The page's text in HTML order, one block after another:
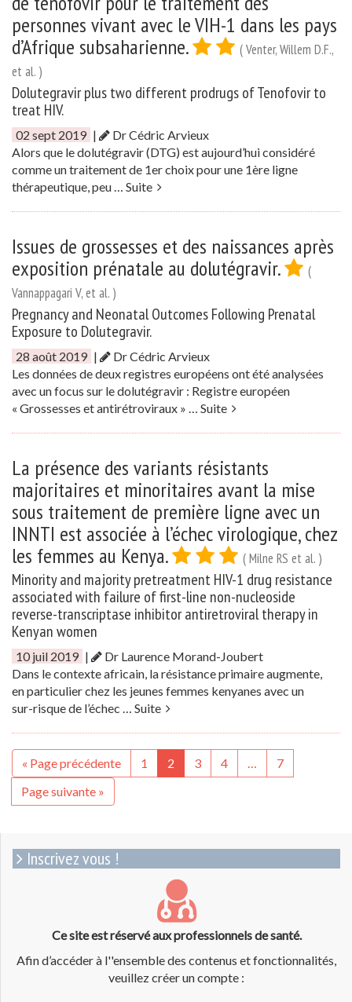
personnes vivant avec le VIH-1 dans les pays
d’Afrique subsaharienne.
( Venter, Willem D.F.,
et al. )
Dolutegravir plus two different prodrugs of Tenofovir to
treat HIV.
02 sept 2019 |
Dr Cédric Arvieux
Alors que le dolutégravir (DTG) est aujourd’hui considéré
comme un traitement de 1er choix pour une 1ère ligne
thérapeutique, peu … Suite
Issues de grossesses et des naissances après
exposition prénatale au dolutégravir.
(
Vannappagari V, et al. )
Pregnancy and Neonatal Outcomes Following Prenatal
Exposure to Dolutegravir.
28 août 2019 |
Dr Cédric Arvieux
Les données de deux registres européens ont été analysées
avec un focus sur le dolutégravir : Registre européen
« Grossesses et antirétroviraux » … Suite
La présence des variants résistants
majoritaires et minoritaires avant la mise
sous traitement de première ligne avec un
INNTI est associée à l’échec virologique, chez
les femmes au Kenya.
( Milne RS et al. )
Minority and majority pretreatment HIV-1 drug resistance
associated with failure of first-line non-nucleoside
reverse-transcriptase inhibitor antiretroviral therapy in
Kenyan women
10 juil 2019 |
Dr Laurence Morand-Joubert
Dans le contexte africain, la résistance primaire augmente,
en particulier chez les jeunes femmes kenyanes avec un
sur-risque de l’échec … Suite
« Page précédente 1 2 3 4 …
7
Page suivante »
Inscrivez vous !
Ce site est réservé aux professionnels de santé.
Afin d’accéder à l''ensemble des contenus et fonctionnalités,
veuillez créer un compte :